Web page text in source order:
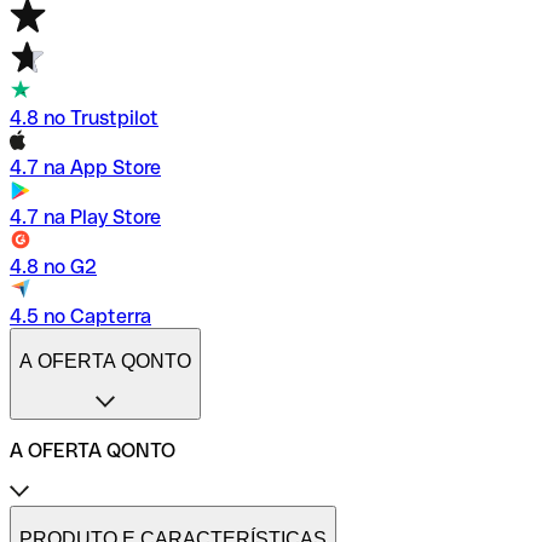
4.8 no Trustpilot
4.7 na App Store
4.7 na Play Store
4.8 no G2
4.5 no Capterra
A OFERTA QONTO
A OFERTA QONTO
Tarifas